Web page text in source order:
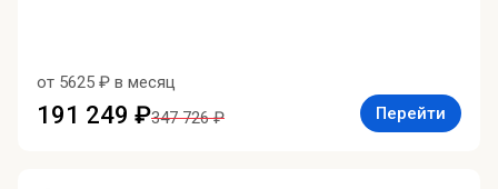
от 5625 ₽ в месяц
191 249 ₽347 726 ₽ Перейти